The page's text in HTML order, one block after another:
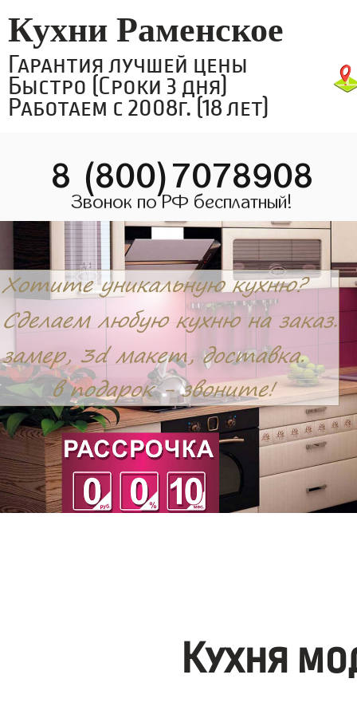
Кухни Раменское
Гарантия лучшей цены
Быстро (Сроки 3 дня)
Работаем с 2008г. (18 лет)
8 (800)7078908
Звонок по РФ бесплатный!
Кухня